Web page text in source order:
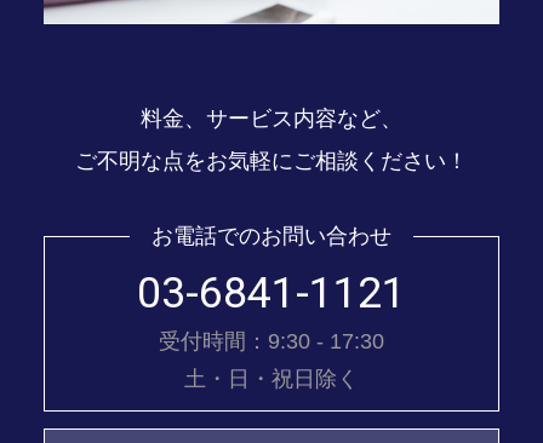
料金、サービス内容など、
ご不明な点をお気軽にご相談ください！
お電話でのお問い合わせ
03-6841-1121
受付時間：9:30 - 17:30
土・日・祝日除く